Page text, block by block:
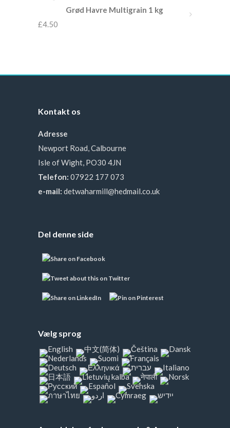
Grød Havre Multigrain 1 kg
£4.50
Kontakt os
Adresse
Newport Road, Calbourne
Isle of Wight, PO30 4JN
Telefon: 07922 177 073
e-mail: detwaharmill@hedmail.co.uk
Del denne side
Vælg sprog